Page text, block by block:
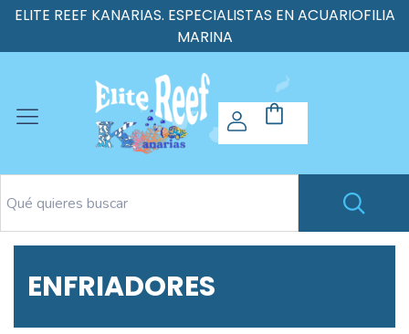
ELITE REEF KANARIAS. ESPECIALISTAS EN ACUARIOFILIA
MARINA
ENFRIADORES